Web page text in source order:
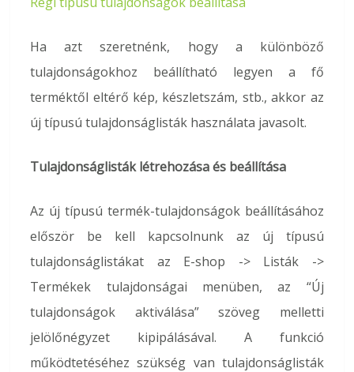
Ha azt szeretnénk, hogy a különböző
tulajdonságokhoz beállítható legyen a fő
terméktől eltérő kép, készletszám, stb., akkor az
új típusú tulajdonságlisták használata javasolt.
Tulajdonságlisták létrehozása és beállítása
Az új típusú termék-tulajdonságok beállításához
először be kell kapcsolnunk az új típusú
tulajdonságlistákat az E-shop -> Listák ->
Termékek tulajdonságai menüben, az “Új
tulajdonságok aktiválása” szöveg melletti
jelölőnégyzet kipipálásával. A funkció
működtetéséhez szükség van tulajdonságlisták